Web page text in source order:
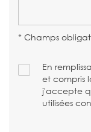
* Champs
En
et compris
j'accepte
utilisées